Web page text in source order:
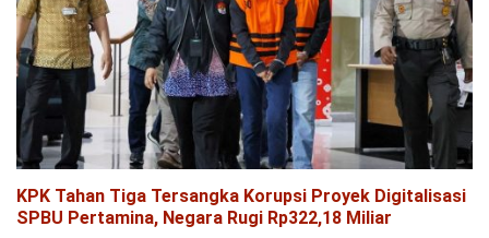
KPK Tahan Tiga Tersangka Korupsi Proyek Digitalisasi
SPBU Pertamina, Negara Rugi Rp322,18 Miliar